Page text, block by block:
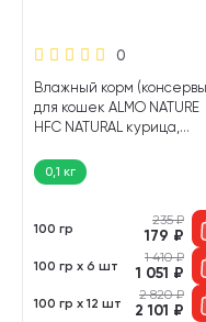
0
Влажный корм
для кошек ALMO NATURE
HFC NATURAL курица,
0,1 кг
100 гр
235₽
179 ₽
100 гр х 6 шт
1 410₽
1 051 ₽
100 гр х 12 шт
2 820₽
2 101 ₽